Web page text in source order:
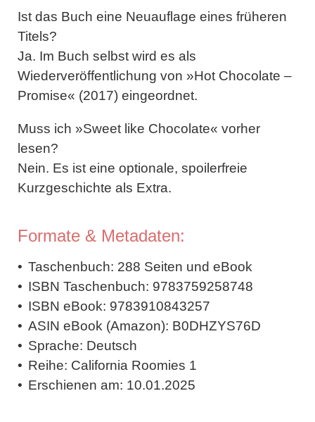
Ist das Buch eine Neuauflage eines früheren
Titels?
Ja. Im Buch selbst wird es als
Wiederveröffentlichung von »Hot Chocolate –
Promise« (2017) eingeordnet.
Muss ich »Sweet like Chocolate« vorher
lesen?
Nein. Es ist eine optionale, spoilerfreie
Kurzgeschichte als Extra.
Formate & Metadaten:
Taschenbuch: 288 Seiten und eBook
ISBN Taschenbuch: 9783759258748
ISBN eBook: 9783910843257
ASIN eBook (Amazon): B0DHZYS76D
Sprache: Deutsch
Reihe: California Roomies 1
Erschienen am: 10.01.2025